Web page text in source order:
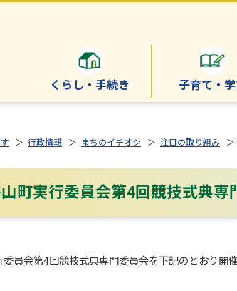
くらし・手続き 子育て・
＞ 行政情報 ＞ まちのイチオシ ＞ 注目の取り組み ＞
町実行委員会第4回競技式典専
員会第4回競技式典専門委員会を下記のとおり開催